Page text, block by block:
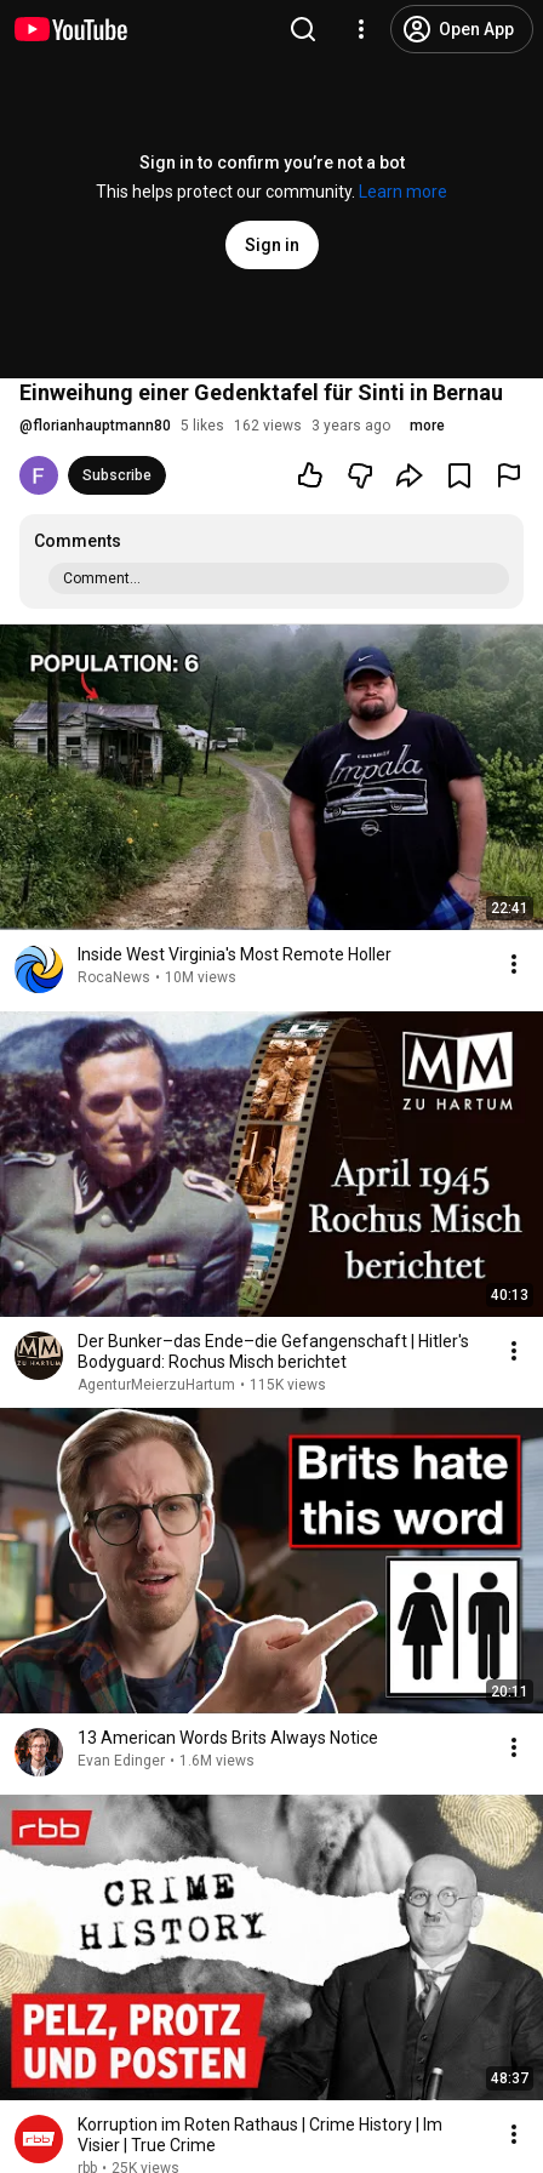
Open App
Sign in to confirm you’re not a bot
This helps protect our community.
Learn more
Sign in
Einweihung einer Gedenktafel für Sinti in Bernau
@florianhauptmann80 5 likes 162 views 3 years ago more
Subscribe
Comments
Comment...
22:41
Inside West Virginia's Most Remote Holler
RocaNews • 10M views
40:13
Der Bunker–das Ende–die Gefangenschaft | Hitler's
Bodyguard: Rochus Misch berichtet
AgenturMeierzuHartum • 115K views
20:11
13 American Words Brits Always Notice
Evan Edinger • 1.6M views
48:37
Korruption im Roten Rathaus | Crime History | Im
Visier | True Crime
rbb • 25K views